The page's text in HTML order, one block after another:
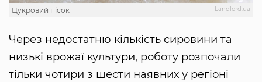
Landlord.ua
Цукровий пісок
Через недостатню кількість сировини та
низькі врожаї культури, роботу розпочали
тільки чотири з шести наявних у регіоні